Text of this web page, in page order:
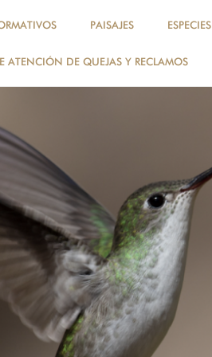
PAISAJES ESPECIES
ATENCIÓN DE QUEJAS Y RECLAMOS